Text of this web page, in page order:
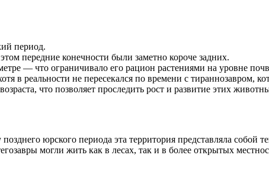
период.
передние конечности были заметно короче задних.
— что ограничивало его рацион растениями на уровне
в реальности не пересекался по времени с тираннозавром,
что позволяет проследить рост и развитие этих
юрского периода эта территория представляла собой
могли жить как в лесах, так и в более открытых